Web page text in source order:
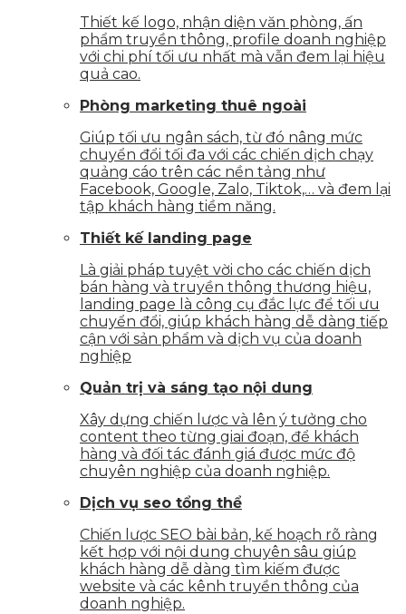
Thiết kế logo, nhận diện văn phòng, ấn
phẩm truyền thông, profile doanh nghiệp
với chi phí tối ưu nhất mà vẫn đem lại hiệu
quả cao.
Phòng marketing thuê ngoài
Giúp tối ưu ngân sách, từ đó nâng mức
chuyển đổi tối đa với các chiến dịch chạy
quảng cáo trên các nền tảng như
Facebook, Google, Zalo, Tiktok,… và đem lại
tập khách hàng tiềm năng.
Thiết kế landing page
Là giải pháp tuyệt vời cho các chiến dịch
bán hàng và truyền thông thương hiệu,
landing page là công cụ đắc lực để tối ưu
chuyển đổi, giúp khách hàng dễ dàng tiếp
cận với sản phẩm và dịch vụ của doanh
nghiệp
Quản trị và sáng tạo nội dung
Xây dựng chiến lược và lên ý tưởng cho
content theo từng giai đoạn, để khách
hàng và đối tác đánh giá được mức độ
chuyên nghiệp của doanh nghiệp.
Dịch vụ seo tổng thể
Chiến lược SEO bài bản, kế hoạch rõ ràng
kết hợp với nội dung chuyên sâu giúp
khách hàng dễ dàng tìm kiếm được
website và các kênh truyền thông của
doanh nghiệp.